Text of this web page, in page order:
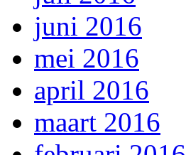
juni 2016
mei 2016
april 2016
maart 2016